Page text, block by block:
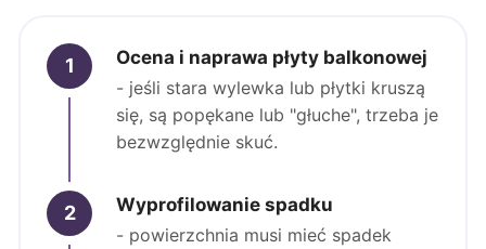
1
Ocena i naprawa płyty balkonowej
- jeśli stara wylewka lub płytki kruszą
się, są popękane lub "głuche", trzeba je
bezwzględnie skuć.
2
Wyprofilowanie spadku
- powierzchnia musi mieć spadek